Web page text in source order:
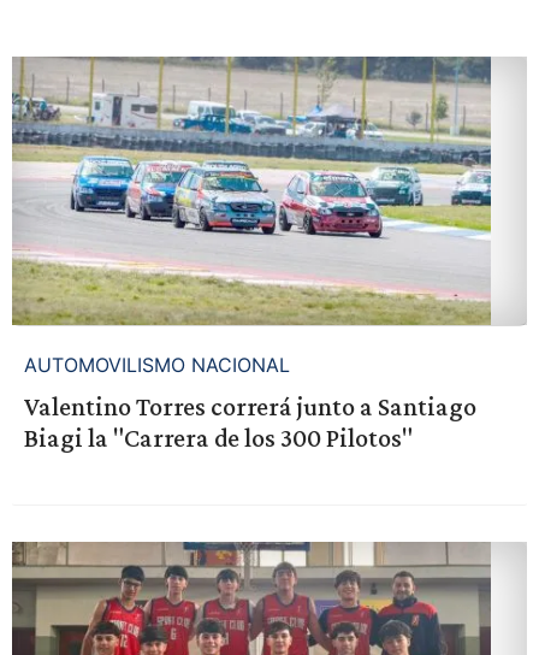
AUTOMOVILISMO NACIONAL
Valentino Torres correrá junto a Santiago
Biagi la "Carrera de los 300 Pilotos"